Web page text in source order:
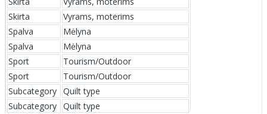
Skirta
Vyrams, moterims
Spalva
Mėlyna
Spalva
Mėlyna
Sport
Tourism/Outdoor
Sport
Tourism/Outdoor
Subcategory Quilt type
Subcategory Quilt type